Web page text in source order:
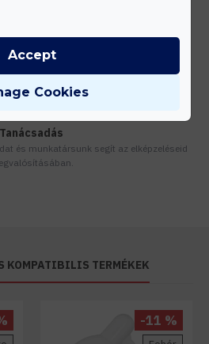
akár 24 órán belül megkaphatod!
Tanácsadás
és munkatársunk segít az elképzeléseid
KOMPATIBILIS TERMÉKEK
-11 %
Cookies
Accept